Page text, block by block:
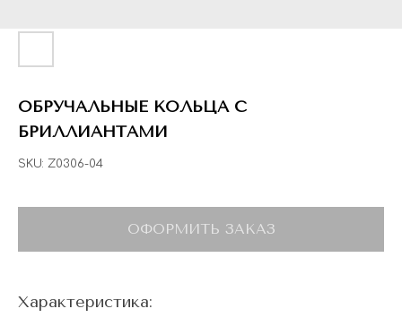
ОБРУЧАЛЬНЫЕ КОЛЬЦА С
БРИЛЛИАНТАМИ
SKU: Z0306-04
ОФОРМИТЬ ЗАКАЗ
Характеристика: